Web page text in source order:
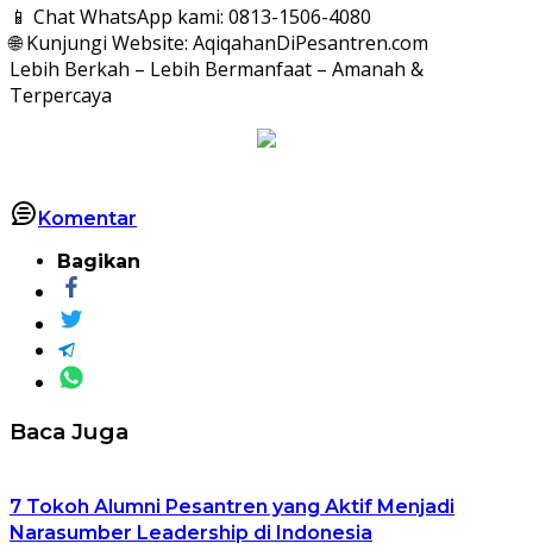
📱 Chat WhatsApp kami: 0813-1506-4080
🌐 Kunjungi Website: AqiqahanDiPesantren.com
Lebih Berkah – Lebih Bermanfaat – Amanah &
Terpercaya
Komentar
Bagikan
Baca Juga
7 Tokoh Alumni Pesantren yang Aktif Menjadi
Narasumber Leadership di Indonesia